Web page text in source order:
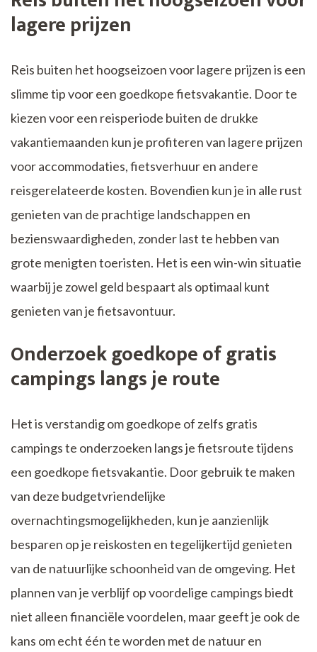
lagere prijzen
Reis buiten het hoogseizoen voor lagere prijzen is een
slimme tip voor een goedkope fietsvakantie. Door te
kiezen voor een reisperiode buiten de drukke
vakantiemaanden kun je profiteren van lagere prijzen
voor accommodaties, fietsverhuur en andere
reisgerelateerde kosten. Bovendien kun je in alle rust
genieten van de prachtige landschappen en
bezienswaardigheden, zonder last te hebben van
grote menigten toeristen. Het is een win-win situatie
waarbij je zowel geld bespaart als optimaal kunt
genieten van je fietsavontuur.
Onderzoek goedkope of gratis
campings langs je route
Het is verstandig om goedkope of zelfs gratis
campings te onderzoeken langs je fietsroute tijdens
een goedkope fietsvakantie. Door gebruik te maken
van deze budgetvriendelijke
overnachtingsmogelijkheden, kun je aanzienlijk
besparen op je reiskosten en tegelijkertijd genieten
van de natuurlijke schoonheid van de omgeving. Het
plannen van je verblijf op voordelige campings biedt
niet alleen financiële voordelen, maar geeft je ook de
kans om echt één te worden met de natuur en